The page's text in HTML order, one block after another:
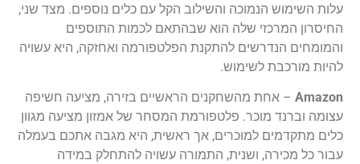
עלות השימוש הנמוכה והשילוב הקל עם כלים נוספים. מצד שני,
החיסרון המרכזי שלה הוא שבהתאם לכמות התוספים
והמומחים הנדרשים להתקנת הפלטפורמה ואחזקה, היא עשויה
להיות מורכבת לשימוש.
Amazon – אחת מהשחקנים הראשיים בזירה, מציעה חשיפה
עצומה וברנד מוכר. פלטפורמת המסחר של אמזון מציעה מגוון
כלים מתקדמים למוכרים, אך ראשית, היא מגבה אתכם בעמלה
עבור כל מכירה, ושנית, התמורה עשויה להתחלק במידה